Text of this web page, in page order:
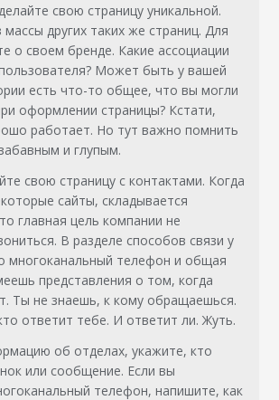
свою страницу уникальной.
других таких же страниц. Для
о своем бренде. Какие ассоциации
Может быть у вашей
есть что-то общее, что вы могли
оформлении страницы? Кстати,
работает. Но тут важно помнить
и глупым.
свою страницу с контактами. Когда
сайты, складывается
главная цель компании не
В разделе способов связи у
многоканальный телефон и общая
представления о том, когда
Ты не знаешь, к кому обращаешься.
ответит тебе. И ответит ли. Жуть.
об отделах, укажите, кто
или сообщение. Если вы
телефон, напишите, как